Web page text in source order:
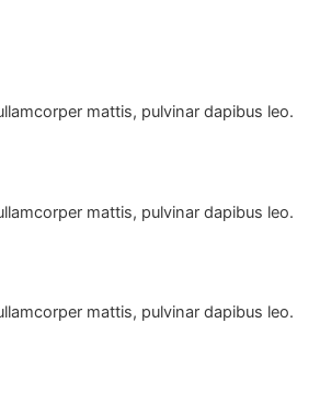
mattis, pulvinar dapibus leo.
mattis, pulvinar dapibus leo.
mattis, pulvinar dapibus leo.